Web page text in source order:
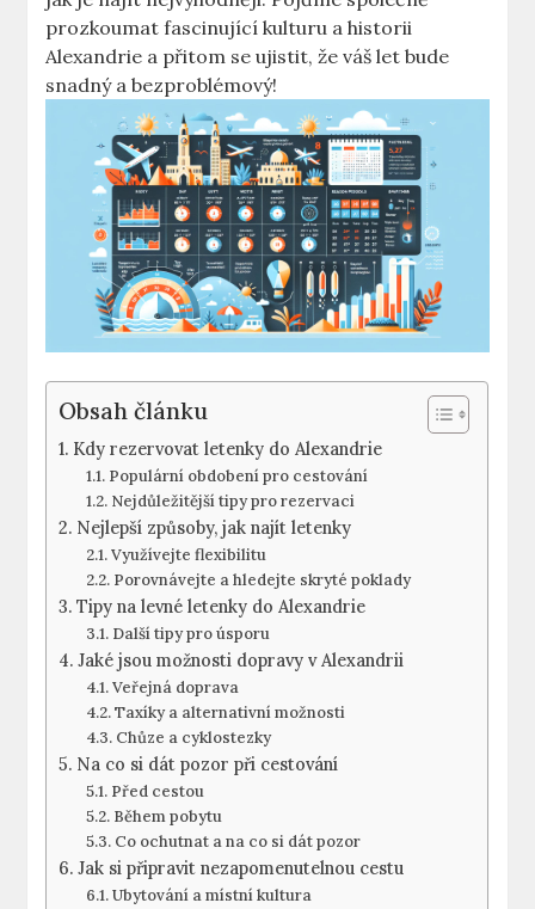
prozkoumat fascinující kulturu a historii
Alexandrie a přitom se ujistit, že váš let bude
snadný a bezproblémový!
Obsah článku
Kdy rezervovat letenky do Alexandrie
Populární obdobení pro cestování
Nejdůležitější tipy pro rezervaci
Nejlepší způsoby, jak najít letenky
Využívejte flexibilitu
Porovnávejte a hledejte skryté poklady
Tipy na levné letenky do Alexandrie
Další tipy pro úsporu
Jaké jsou možnosti dopravy v Alexandrii
Veřejná doprava
Taxíky a alternativní možnosti
Chůze a cyklostezky
Na co si dát pozor při cestování
Před cestou
Během pobytu
Co ochutnat a na co si dát pozor
Jak si připravit nezapomenutelnou cestu
Ubytování a místní kultura